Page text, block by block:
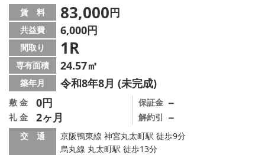
スタッフ紹介
賃貸管理の北白川店
店舗情報·アクセス
会社概要
メールでお問い合わせ
賃 料 83,000円
共益費 6,000円
間取り 1R
専有面積 24.57㎡
築年月 令和8年8月 (未完成)
敷 金 0円
礼 金 2ヶ月
保証金 －
解約引 －
交 通
京阪鴨東線 神宮丸太町駅 徒歩9分
烏丸線 丸太町駅 徒歩13分